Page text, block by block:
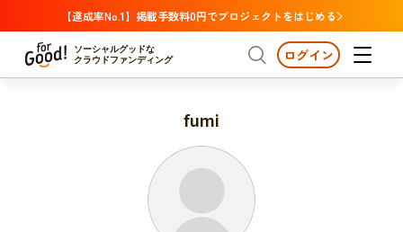
【達成率No.1】掲載手数料0円でプロジェクトをはじめる
ソーシャルグッドな
クラウドファンディング
プロジェクトからさがす 注目
支援金額が多い
支援人数が多い
支援金額が多い
終了日が近い
カテゴリーからさがす
ログイン
fumi